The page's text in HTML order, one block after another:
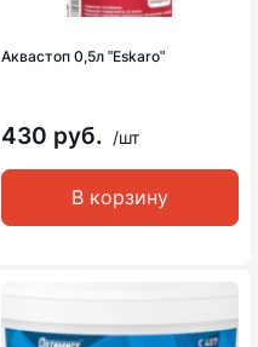
Аквастоп 0,5л ʺEskaroʺ
430 руб. /шт
В корзину